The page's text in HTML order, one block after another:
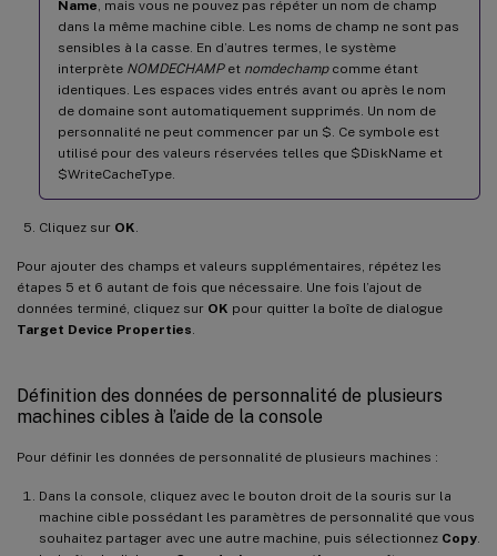
Name , mais vous ne pouvez pas répéter un nom de champ
dans la même machine cible. Les noms de champ ne sont pas
sensibles à la casse. En d’autres termes, le système
interprète NOMDECHAMPet nomdechampcomme étant
identiques. Les espaces vides entrés avant ou après le nom
de domaine sont automatiquement supprimés. Un nom de
personnalité ne peut commencer par un $. Ce symbole est
utilisé pour des valeurs réservées telles que $DiskName et
$WriteCacheType.
Cliquez sur OK
Pour ajouter des champs et valeurs supplémentaires, répétez les
étapes 5 et 6 autant de fois que nécessaire. Une fois l’ajout de
données terminé, cliquez sur OK pour quitter la boîte de dialogue
Target Device Properties
Définition des données de personnalité de plusieurs
machines cibles à l’aide de la console
Pour définir les données de personnalité de plusieurs machines :
Dans la console, cliquez avec le bouton droit de la souris sur la
machine cible possédant les paramètres de personnalité que vous
souhaitez partager avec une autre machine, puis sélectionnez Copy